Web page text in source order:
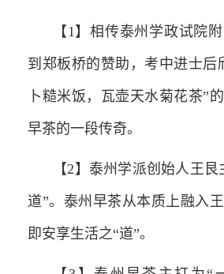
【1】相传泰州学政试院
到郑板桥的赞助，考中进士后
卜糙米饭，瓦壶天水菊花茶”
早茶的一段传奇。
【2】泰州学派创始人王
道”。泰州早茶从本质上融入
即安享生活之“道”。